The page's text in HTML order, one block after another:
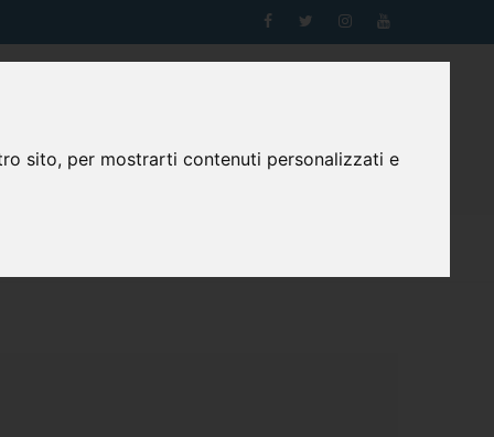
sito, per mostrarti contenuti personalizzati e